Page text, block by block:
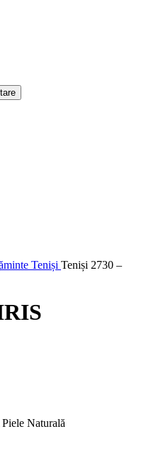
Teniși Teniși 2730 –
Piele Naturală